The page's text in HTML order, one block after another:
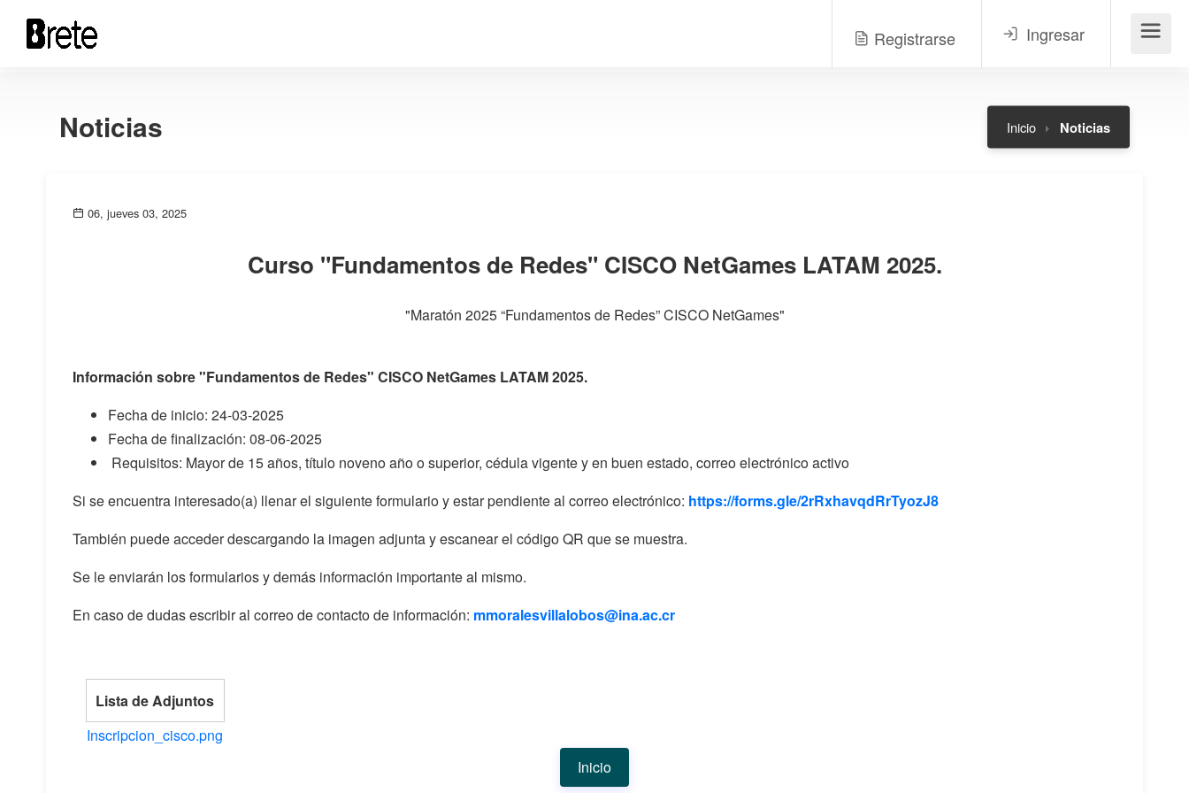
Registrarse Ingresar Menú
Noticias Inicio Noticias
06, jueves 03, 2025
Curso "Fundamentos de Redes" CISCO NetGames LATAM 2025.
"Maratón 2025 “Fundamentos de Redes” CISCO NetGames"
Información sobre "Fundamentos de Redes" CISCO NetGames LATAM 2025.
Fecha de inicio: 24-03-2025
Fecha de finalización: 08-06-2025
Requisitos: Mayor de 15 años, título noveno año o superior, cédula vigente y en buen estado, correo electrónico activo
Si se encuentra interesado(a) llenar el siguiente formulario y estar pendiente al correo electrónico: https://forms.gle/2rRxhavqdRrTyozJ8
También puede acceder descargando la imagen adjunta y escanear el código QR que se muestra.
Se le enviarán los formularios y demás información importante al mismo.
En caso de dudas escribir al correo de contacto de información: mmoralesvillalobos@ina.ac.cr
Lista de Adjuntos
Inscripcion_cisco.png
Inicio